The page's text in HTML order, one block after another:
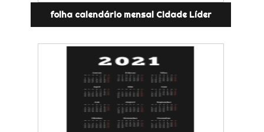
folha calendário mensal Cidade Líder